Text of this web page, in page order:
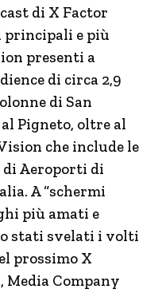
di X Factor
principali e più
presenti a
di circa 2,9
di San
al Pigneto, oltre al
che include le
Aeroporti di
A “schermi
più amati e
stati svelati i volti
prossimo X
Media Company